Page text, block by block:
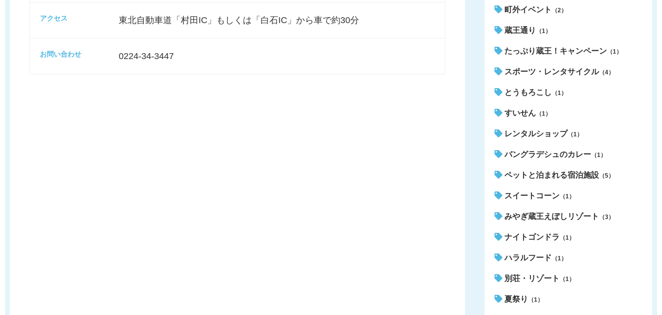
アクセス 東北自動車道「村田IC」もしくは「白石IC」から車で約30分
お問い合わせ 0224-34-3447
町外イベント （2）
蔵王通り （1）
たっぷり蔵王！キャンペーン （1）
スポーツ・レンタサイクル（4）
とうもろこし （1）
すいせん （1）
レンタルショップ （1）
バングラデシュのカレー （1）
ペットと泊まれる宿泊施設 （5）
スイートコーン （1）
みやぎ蔵王えぼしリゾート （3）
ナイトゴンドラ （1）
ハラルフード （1）
別荘・リゾート （1）
夏祭り （1）